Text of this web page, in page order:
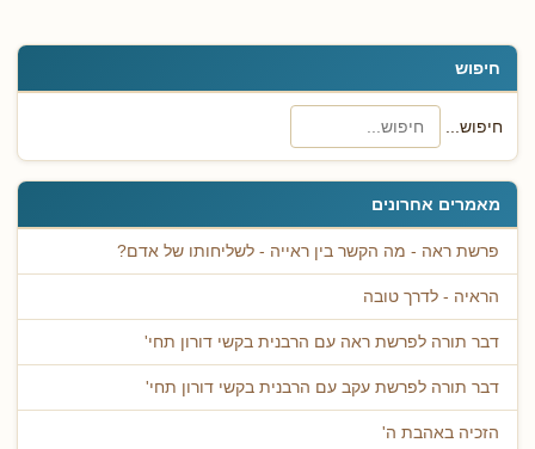
חיפוש
חיפוש...
מאמרים אחרונים
פרשת ראה - מה הקשר בין ראייה - לשליחותו של אדם?
הראיה - לדרך טובה
דבר תורה לפרשת ראה עם הרבנית בקשי דורון תחי'
דבר תורה לפרשת עקב עם הרבנית בקשי דורון תחי'
הזכיה באהבת ה'